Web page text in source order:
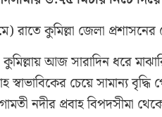
রাতে কুমিল্লা জেলা
আজ সারাদিন ধরে
স্বাভাবিকের চেয়ে সামান্য
নদীর প্রবাহ বিপদসীমা